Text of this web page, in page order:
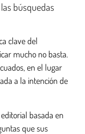
búsquedas
clave del
mucho no basta.
en el lugar
a la intención de
basada en
que sus